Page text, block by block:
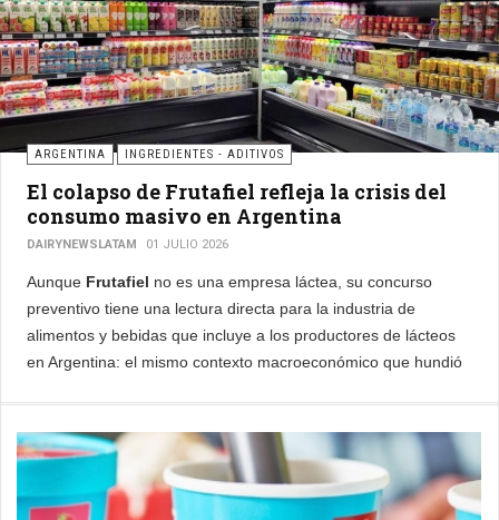
ARGENTINA INGREDIENTES - ADITIVOS
El colapso de Frutafiel refleja la crisis del
consumo masivo en Argentina
DAIRYNEWSLATAM 01 JULIO 2026
Aunque Frutafiel no es una empresa láctea, su concurso
preventivo tiene una lectura directa para la industria de
alimentos y bebidas que incluye a los productores de lácteos
en Argentina: el mismo contexto macroeconómico que hundió
lácteos de escala mediana en todo el país.